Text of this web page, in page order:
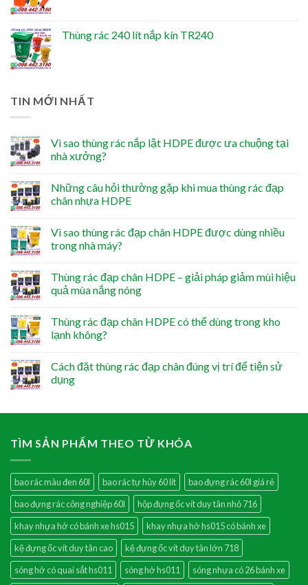
Thùng rác 240 lít nắp kín TR240
TIN MỚI NHẤT
Vì sao thùng rác nắp lật HDPE được ưa chuộng tại
nhà xưởng?
Những câu hỏi thường gặp khi mua thùng rác đạp
chân nhựa HDPE
Vì sao thùng rác đạp chân HDPE được dùng nhiều
trong nhà máy?
Thùng rác đạp chân HDPE – giải pháp giảm mùi hiệu
quả mùa nắng nóng
Thùng rác đạp chân HDPE có thể dùng trong kho
lạnh không?
Cách đặt thùng rác đạp chân đúng vị trí để tiện sử
dụng
TÌM SẢN PHẨM THEO TỪ KHÓA
bao rác màu đen 60l bao rác tự hủy 60 lít
bao đựng rác 60l giá rẻ
bao đựng rác công nghiệp 60l
hộp đựng ốc vít duy tân nhỏ 716
khay nhựa hở có bánh xe hs015
khay nhựa hở hs015 có bánh xe
kệ đựng ốc vít duy tân cao
kệ đựng ốc vít duy tân lớn 718
sóng hở có quai sắt hs011
sóng hở hs011
sóng nhựa có 26 bánh xe